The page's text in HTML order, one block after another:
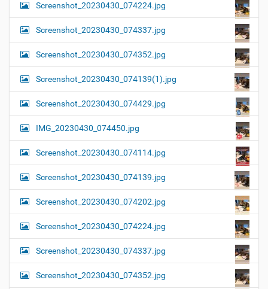
Screenshot_20230430_074224.jpg
Screenshot_20230430_074337.jpg
Screenshot_20230430_074352.jpg
Screenshot_20230430_074139(1).jpg
Screenshot_20230430_074429.jpg
IMG_20230430_074450.jpg
Screenshot_20230430_074114.jpg
Screenshot_20230430_074139.jpg
Screenshot_20230430_074202.jpg
Screenshot_20230430_074224.jpg
Screenshot_20230430_074337.jpg
Screenshot_20230430_074352.jpg